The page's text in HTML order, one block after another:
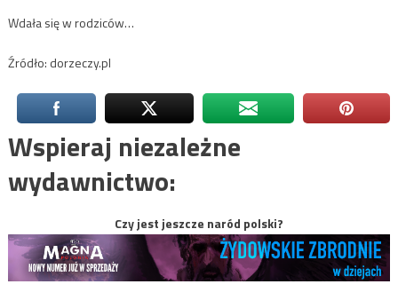
Wdała się w rodziców…
Źródło: dorzeczy.pl
Wspieraj niezależne
wydawnictwo:
Czy jest jeszcze naród polski?